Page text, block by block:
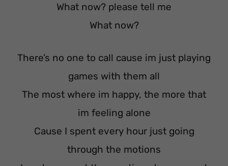
What now? please tell me
What now?
There’s no one to call cause im just playing
games with them all
The most where im happy, the more that
im feeling alone
Cause I spent every hour just going
through the motions